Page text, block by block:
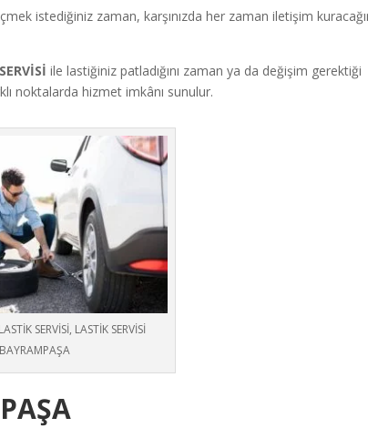
istediğiniz zaman, karşınızda her zaman iletişim
ile lastiğiniz patladığını zaman ya da değişim gerektiği
noktalarda hizmet imkânı sunulur.
SERVİSİ, LASTİK SERVİSİ
BAYRAMPAŞA